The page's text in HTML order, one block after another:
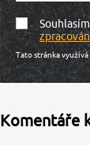
Tato stránka
Komentáře